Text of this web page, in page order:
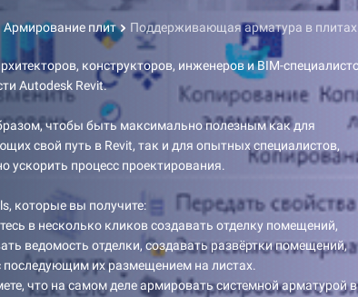
Армирование плит Поддерживающая арматура в плитах
конструкторов, инженеров и BIM-
Autodesk Revit.
чтобы быть максимально полезным как для
свой путь в Revit, так и для опытных специалистов,
ускорить процесс проектирования.
которые вы получите:
в несколько кликов создавать отделку помещений,
ведомость отделки, создавать развёртки помещений,
последующим их размещением на листах.
что на самом деле армировать системной арматурой в